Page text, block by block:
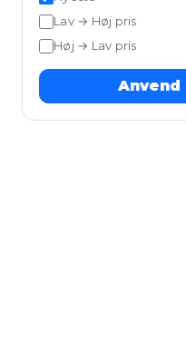
Lav → Høj pris
Høj → Lav pris
Anvend